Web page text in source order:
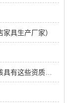
具生产厂家）